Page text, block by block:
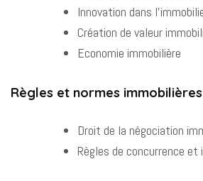
Innovation dans
Création de valeur
Economie immobilière
Règles et normes immobilières
Droit de la négociation
Règles de concurrence et